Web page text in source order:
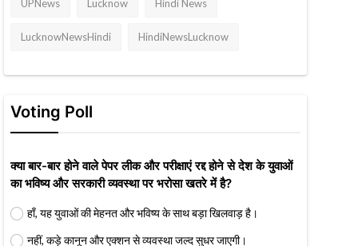
UPNews Lucknow Hindi News
LucknowNewsHindi HindiNewsLucknow
Voting Poll
क्या बार-बार होने वाले पेपर लीक और परीक्षाएं रद्द होने से देश के युवाओं
का भविष्य और सरकारी व्यवस्था पर भरोसा खतरे में है?
हाँ, यह युवाओं की मेहनत और भविष्य के साथ बड़ा खिलवाड़ है।
नहीं, कड़े कानून और एक्शन से व्यवस्था जल्द सुधर जाएगी।